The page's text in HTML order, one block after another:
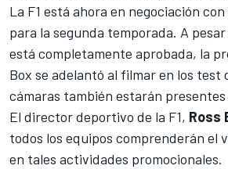
La F1 está ahora en negociación
para la segunda temporada. A
está completamente aprobada, la
Box se adelantó al filmar en los test
cámaras también estarán
El director deportivo de la F1, Ross
todos los equipos comprenderán el
en tales actividades promocionales.